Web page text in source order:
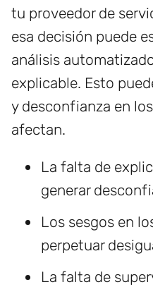
tu proveedor de
esa decisión puede
análisis
explicable. Esto
y desconfianza en
afectan.
La falta de
generar
Los sesgos en
perpetuar
La falta de